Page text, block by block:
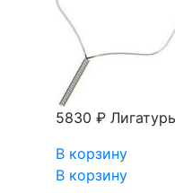
5830 ₽
В корзину
В корзину